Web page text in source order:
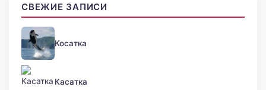
СВЕЖИЕ ЗАПИСИ
Косатка
Касатка